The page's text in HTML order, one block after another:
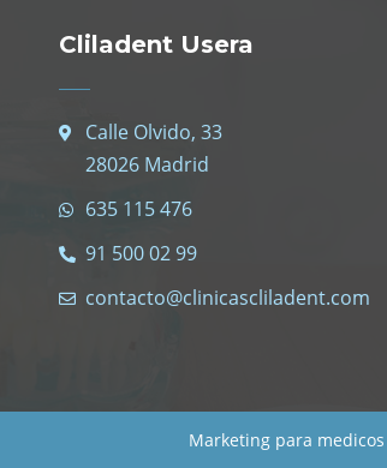
Cliladent Usera
Calle Olvido, 33
28026 Madrid
635 115 476
91 500 02 99
contacto@clinicascliladent.com
Marketing para medicos